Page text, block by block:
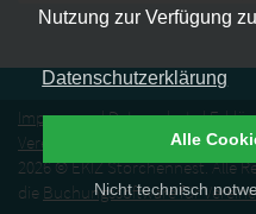
Nutzung zur Verfügung
Datenschutzerklärung
Nicht technisch
Alle
Impressum|Datenschutz|
Vereinssatzung
Vertrag
2026 © EKIZ Storchennest. Alle
die Buchungssoftware für Vereine